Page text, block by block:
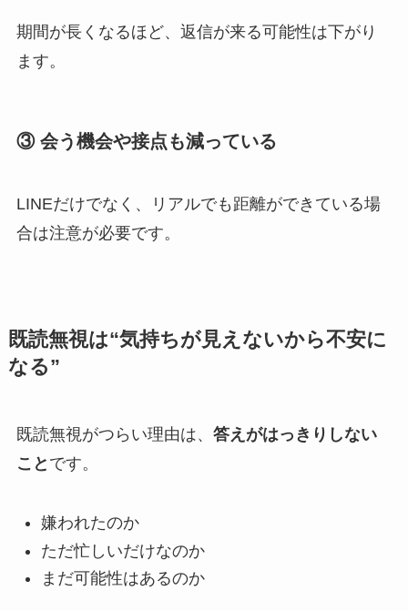
期間が長くなるほど、返信が来る可能性は下がり
ます。
③ 会う機会や接点も減っている
LINEだけでなく、リアルでも距離ができている場
合は注意が必要です。
既読無視は“気持ちが見えないから不安に
なる”
既読無視がつらい理由は、 答えがはっきりしない
こと です。
嫌われたのか
ただ忙しいだけなのか
まだ可能性はあるのか